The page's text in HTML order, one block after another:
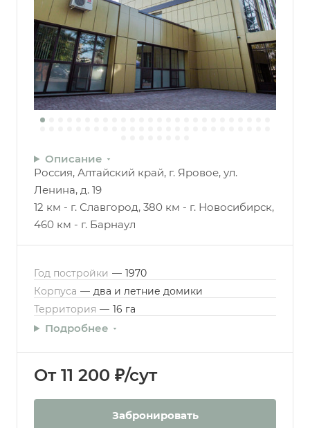
Описание
Россия, Алтайский край, г. Яровое, ул.
Ленина, д. 19
12 км - г. Славгород, 380 км - г. Новосибирск,
460 км - г. Барнаул
Год постройки — 1970
Корпуса — два и летние домики
Территория — 16 га
Подробнее
От 11 200 ₽/сут
Забронировать